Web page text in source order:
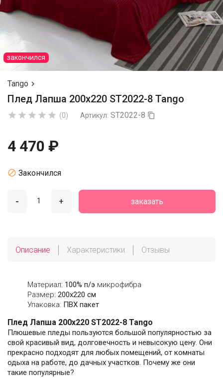
закончился
Tango 
Плед Лапша 200х220 ST2022-8 Tango
     (0) Артикул: ST2022-8 
4 470 ₽
 Закончился
- + заказать
Описание Характеристики Отзывы
Материал: 100% п/э микрофибра
Размер: 200х220 см
Упаковка: ПВХ пакет
Плед Лапша 200х220 ST2022-8 Tango
Плюшевые пледы пользуются большой популярностью за
свой красивый вид, долговечность и невысокую цену. Они
прекрасно подходят для любых помещений, от комнаты
одыха на работе, до дачных участков. Почему же они
такие популярные?